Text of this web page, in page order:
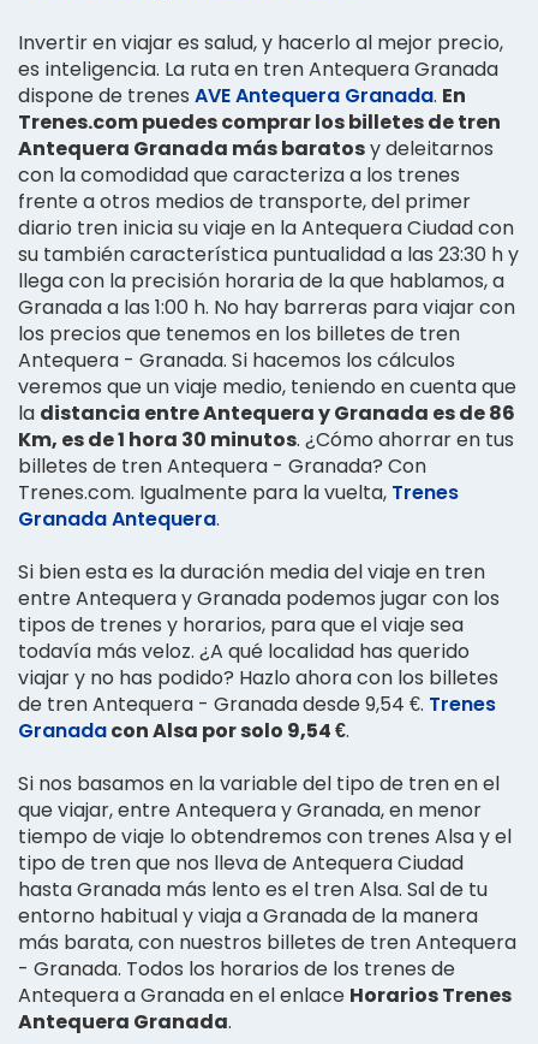
Invertir en viajar es salud, y hacerlo al mejor precio,
es inteligencia. La ruta en tren Antequera Granada
dispone de trenes AVE Antequera Granada. En
Trenes.com puedes comprar los billetes de tren
Antequera Granada más baratosy deleitarnos
con la comodidad que caracteriza a los trenes
frente a otros medios de transporte, del primer
diario tren inicia su viaje en la Antequera Ciudad con
su también característica puntualidad a las 23:30 h y
llega con la precisión horaria de la que hablamos, a
Granada a las 1:00 h. No hay barreras para viajar con
los precios que tenemos en los billetes de tren
Antequera - Granada. Si hacemos los cálculos
veremos que un viaje medio, teniendo en cuenta que
la distancia entre Antequera y Granada es de 86
Km, es de 1 hora 30 minutos. ¿Cómo ahorrar en tus
billetes de tren Antequera - Granada? Con
Trenes.com. Igualmente para la vuelta, Trenes
Granada Antequera.
Si bien esta es la duración media del viaje en tren
entre Antequera y Granada podemos jugar con los
tipos de trenes y horarios, para que el viaje sea
todavía más veloz. ¿A qué localidad has querido
viajar y no has podido? Hazlo ahora con los billetes
de tren Antequera - Granada desde 9,54 €. Trenes
Granadacon Alsa por solo 9,54 €.
Si nos basamos en la variable del tipo de tren en el
que viajar, entre Antequera y Granada, en menor
tiempo de viaje lo obtendremos con trenes Alsa y el
tipo de tren que nos lleva de Antequera Ciudad
hasta Granada más lento es el tren Alsa. Sal de tu
entorno habitual y viaja a Granada de la manera
más barata, con nuestros billetes de tren Antequera
- Granada. Todos los horarios de los trenes de
Antequera a Granada en el enlace Horarios Trenes
Antequera Granada.